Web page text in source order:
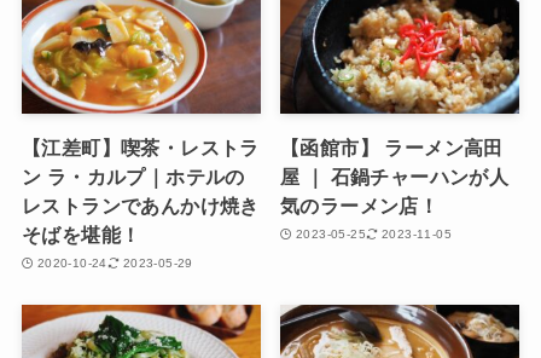
【江差町】喫茶・レストラ
ン ラ・カルプ｜ホテルの
レストランであんかけ焼き
そばを堪能！
2020-10-24 2023-05-29
【函館市】 ラーメン高田
屋 ｜ 石鍋チャーハンが人
気のラーメン店！
2023-05-25 2023-11-05